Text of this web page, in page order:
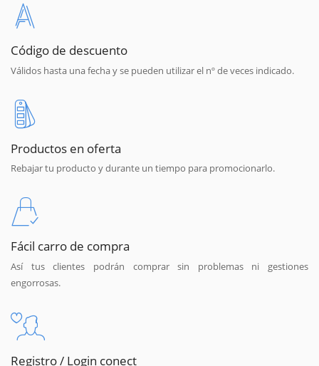
Código de descuento
Válidos hasta una fecha y se pueden utilizar el nº de veces indicado.
Productos en oferta
Rebajar tu producto y durante un tiempo para promocionarlo.
Fácil carro de compra
Así tus clientes podrán comprar sin problemas ni gestiones
engorrosas.
Registro / Login conect